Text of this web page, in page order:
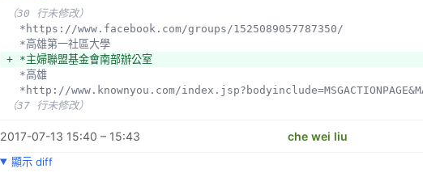
+ *高雄市第一社區大學生態水學堂 https://www.facebook.com/
+ *高雄市第一社區大學樂活自然農園社
https://www.facebook.com/
Paradise-170515529694082/
+ *主婦聯盟基金會南部辦公室 http://www.huf.org.tw/south
+ *農友社會福利基金會
*http://www.knownyou.com/
  *新北市農業局景觀處
- *台北市工務局公園路燈管理處
（30 行未修改）
  *https://www.facebook.com/groups/1525089057787350/
  *高雄第一社區大學
+ *主婦聯盟基金會南部辦公室
  *高雄
*http://www.knownyou.com/
（37 行未修改）
2017-07-13 15:40 – 15:43 che wei liu
顯示 diff